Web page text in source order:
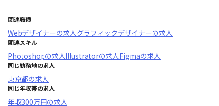
関連職種
Webデザイナーの求人グラフィックデザイナーの求人
関連スキル
Photoshopの求人Illustratorの求人Figmaの求人
同じ勤務地の求人
東京都の求人
同じ年収帯の求人
年収300万円の求人